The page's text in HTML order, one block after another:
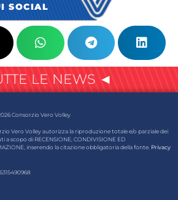
SOCIAL
LE NEWS ◄
Consorzio Vero Volley
Vero Volley autorizza la riproduzione totale e/o parziale dei
a scopo di RECENSIONE, CONDIVISIONE ED
inserendo la citazione obbligatoria della fonte. Privacy